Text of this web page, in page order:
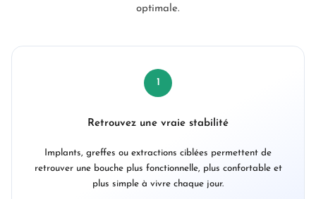
optimale.
1
Retrouvez une vraie stabilité
Implants, greffes ou extractions ciblées permettent de
retrouver une bouche plus fonctionnelle, plus confortable et
plus simple à vivre chaque jour.